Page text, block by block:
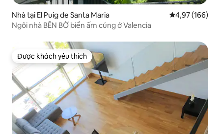
Nhà tại El Puig de Santa Maria Xếp hạng
4,97 (166)
Ngôi nhà BÊN BỜ biển ấm cúng ở Valencia
Được khách yêu thích
Được khách yêu thích